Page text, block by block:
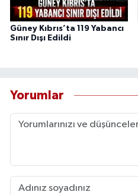
Güney Kıbrıs’ta 119 Yabancı
Sınır Dışı Edildi
Yorumlar